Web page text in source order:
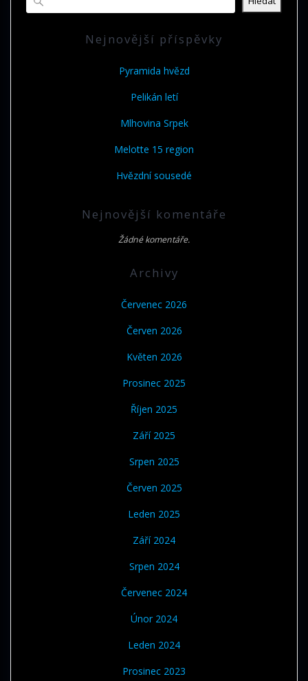
Nejnovější příspěvky
Pyramida hvězd
Pelikán letí
Mlhovina Srpek
Melotte 15 region
Hvězdní sousedé
Nejnovější komentáře
Žádné komentáře.
Archivy
Červenec 2026
Červen 2026
Květen 2026
Prosinec 2025
Říjen 2025
Září 2025
Srpen 2025
Červen 2025
Leden 2025
Září 2024
Srpen 2024
Červenec 2024
Únor 2024
Leden 2024
Prosinec 2023